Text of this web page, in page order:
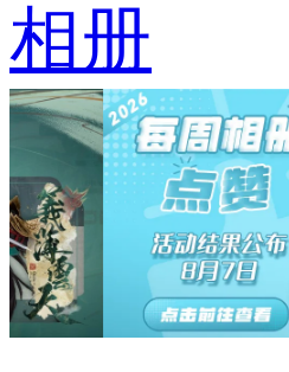
相册